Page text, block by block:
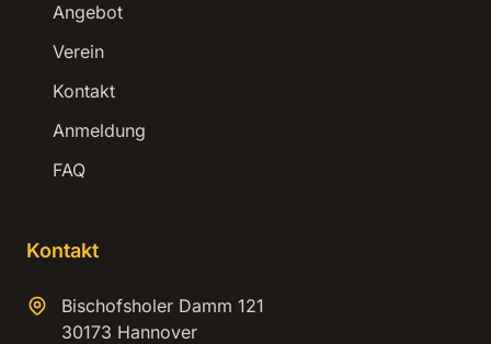
Angebot
Verein
Kontakt
Anmeldung
FAQ
Kontakt
Bischofsholer Damm 121
30173 Hannover